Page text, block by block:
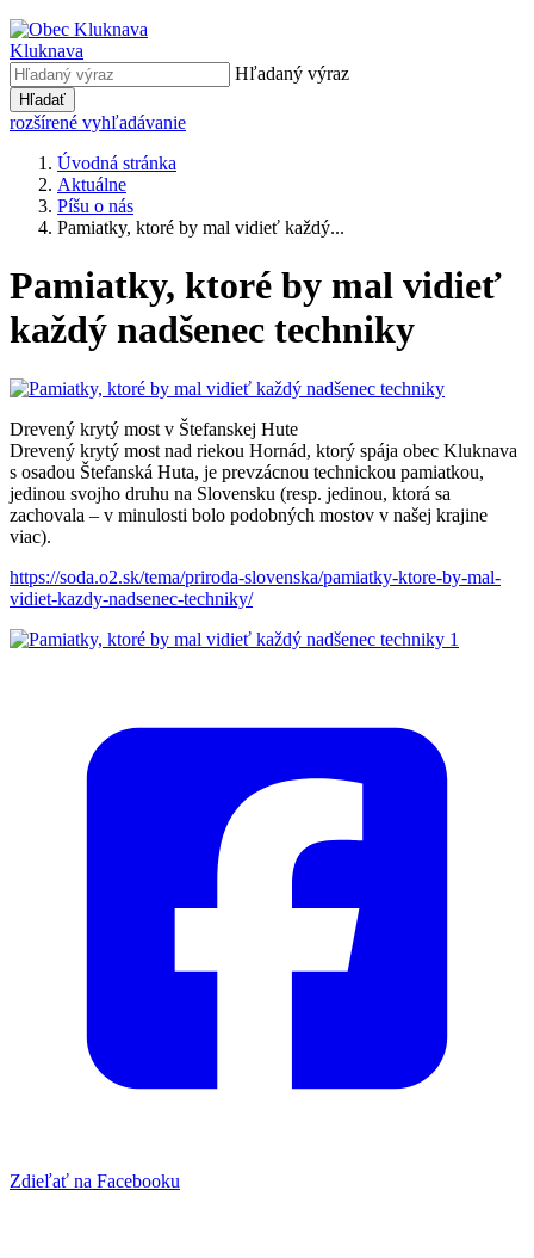
Kluknava
Hľadaný výraz
Hľadať
rozšírené vyhľadávanie
Úvodná stránka
Aktuálne
Píšu o nás
Pamiatky, ktoré by mal vidieť každý...
Pamiatky, ktoré by mal vidieť
každý nadšenec techniky
Drevený krytý most v Štefanskej Hute
Drevený krytý most nad riekou Hornád, ktorý spája obec Kluknava
s osadou Štefanská Huta, je prevzácnou technickou pamiatkou,
jedinou svojho druhu na Slovensku (resp. jedinou, ktorá sa
zachovala – v minulosti bolo podobných mostov v našej krajine
viac).
https://soda.o2.sk/tema/priroda-slovenska/pamiatky-ktore-by-mal-
vidiet-kazdy-nadsenec-techniky/
Zdieľať na Facebooku